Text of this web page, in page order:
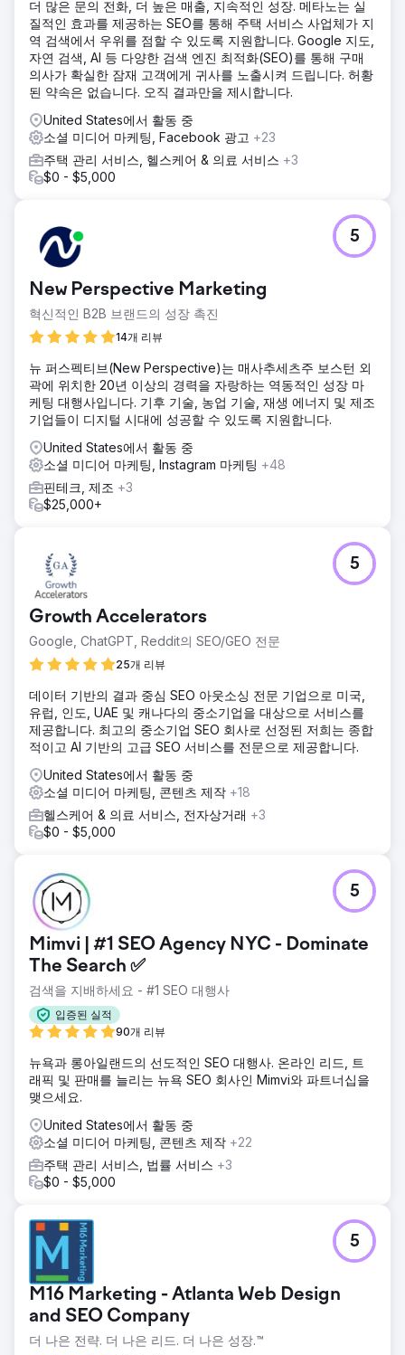
더 많은 문의 전화, 더 높은 매출, 지속적인 성장. 메타노는 실
질적인 효과를 제공하는 SEO를 통해 주택 서비스 사업체가 지
역 검색에서 우위를 점할 수 있도록 지원합니다. Google 지도,
자연 검색, AI 등 다양한 검색 엔진 최적화(SEO)를 통해 구매
의사가 확실한 잠재 고객에게 귀사를 노출시켜 드립니다. 허황
된 약속은 없습니다. 오직 결과만을 제시합니다.
United States에서 활동 중
소셜 미디어 마케팅, Facebook 광고 +23
주택 관리 서비스, 헬스케어 & 의료 서비스 +3
$0 - $5,000
New Perspective Marketing
혁신적인 B2B 브랜드의 성장 촉진
14개 리뷰
5
뉴 퍼스펙티브(New Perspective)는 매사추세츠주 보스턴 외
곽에 위치한 20년 이상의 경력을 자랑하는 역동적인 성장 마
케팅 대행사입니다. 기후 기술, 농업 기술, 재생 에너지 및 제조
기업들이 디지털 시대에 성공할 수 있도록 지원합니다.
United States에서 활동 중
소셜 미디어 마케팅, Instagram 마케팅 +48
핀테크, 제조 +3
$25,000+
Growth Accelerators
Google, ChatGPT, Reddit의 SEO/GEO 전문
25개 리뷰
5
데이터 기반의 결과 중심 SEO 아웃소싱 전문 기업으로 미국,
유럽, 인도, UAE 및 캐나다의 중소기업을 대상으로 서비스를
제공합니다. 최고의 중소기업 SEO 회사로 선정된 저희는 종합
적이고 AI 기반의 고급 SEO 서비스를 전문으로 제공합니다.
United States에서 활동 중
소셜 미디어 마케팅, 콘텐츠 제작 +18
헬스케어 & 의료 서비스, 전자상거래 +3
$0 - $5,000
Mimvi | #1 SEO Agency NYC - Dominate
The Search ✅
검색을 지배하세요 - #1 SEO 대행사
입증된 실적
90개 리뷰
5
뉴욕과 롱아일랜드의 선도적인 SEO 대행사. 온라인 리드, 트
래픽 및 판매를 늘리는 뉴욕 SEO 회사인 Mimvi와 파트너십을
맺으세요.
United States에서 활동 중
소셜 미디어 마케팅, 콘텐츠 제작 +22
주택 관리 서비스, 법률 서비스 +3
$0 - $5,000
M16 Marketing - Atlanta Web Design
and SEO Company
더 나은 전략. 더 나은 리드. 더 나은 성장.™
5